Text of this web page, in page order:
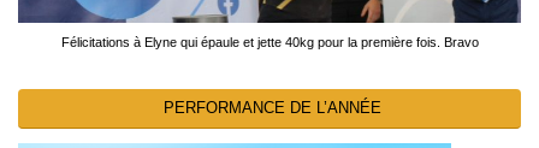
Félicitations à Elyne qui épaule et jette 40kg pour la première fois. Bravo
PERFORMANCE DE L’ANNÉE